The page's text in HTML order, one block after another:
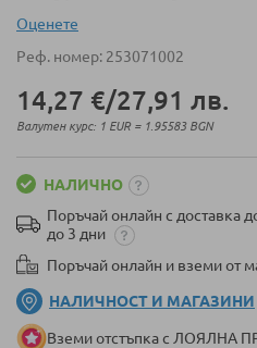
началото
на
със
снимки
Оценeте
Реф. номер 253071002
14,27 €/27,91 лв.
Валутен курс: 1 EUR = 1.95583 BGN
НАЛИЧНО
Поръчай онлайн с доставка
до 3 дни
Поръчай онлайн и вземи от
НАЛИЧНОСТ И МАГАЗИНИ
Вземи отстъпка с ЛОЯЛНА